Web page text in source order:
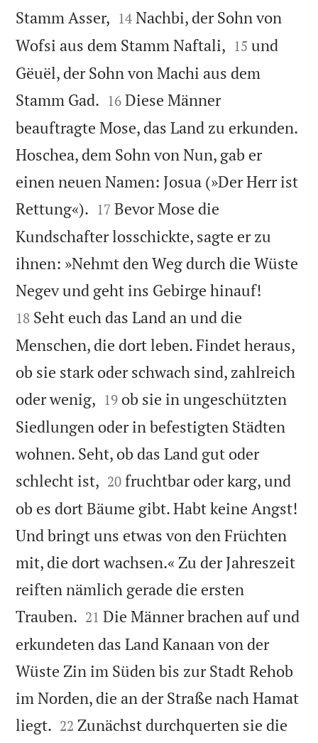
Stamm Asser, 

14 Nachbi, der Sohn von
Wofsi aus dem Stamm Naftali, 

15 und
Gëuël, der Sohn von Machi aus dem
Stamm Gad. 

16 Diese Männer
beauftragte Mose, das Land zu erkunden.
Hoschea, dem Sohn von Nun, gab er
einen neuen Namen: Josua (»Der Herr ist
Rettung«). 

17 Bevor Mose die
Kundschafter losschickte, sagte er zu
ihnen: »Nehmt den Weg durch die Wüste
Negev und geht ins Gebirge hinauf!
18 Seht euch das Land an und die
Menschen, die dort leben. Findet heraus,
ob sie stark oder schwach sind, zahlreich
oder wenig, 

19 ob sie in ungeschützten
Siedlungen oder in befestigten Städten
wohnen. Seht, ob das Land gut oder
schlecht ist, 

20 fruchtbar oder karg, und
ob es dort Bäume gibt. Habt keine Angst!
Und bringt uns etwas von den Früchten
mit, die dort wachsen.« Zu der Jahreszeit
reiften nämlich gerade die ersten
Trauben. 

21 Die Männer brachen auf und
erkundeten das Land Kanaan von der
Wüste Zin im Süden bis zur Stadt Rehob
im Norden, die an der Straße nach Hamat
liegt. 

22 Zunächst durchquerten sie die